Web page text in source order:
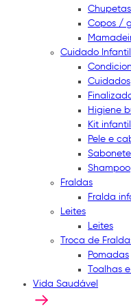
Copos /
Cuidado Infantil
Cuidados
Higiene
Kit infantil
Pele e
Shampoo
Fraldas
Fralda
Leites
Leites
Troca de
Pomadas
Toalhas
Vida Saudável